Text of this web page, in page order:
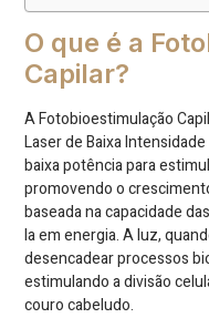
O que é a
Capilar?
A Fotobioestimulação
Laser de Baixa
baixa potência para
promovendo o
baseada na capacidade
la em energia. A luz,
desencadear processos
estimulando a divisão
couro cabeludo.